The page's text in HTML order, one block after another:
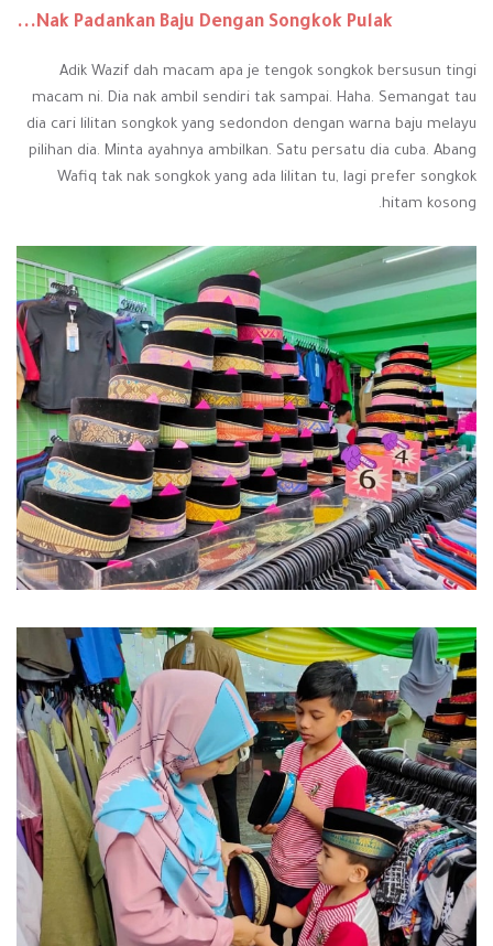
Nak Padankan Baju Dengan Songkok Pulak...
Adik Wazif dah macam apa je tengok songkok bersusun tingi
macam ni. Dia nak ambil sendiri tak sampai. Haha. Semangat tau
dia cari lilitan songkok yang sedondon dengan warna baju melayu
pilihan dia. Minta ayahnya ambilkan. Satu persatu dia cuba. Abang
Wafiq tak nak songkok yang ada lilitan tu, lagi prefer songkok
hitam kosong.